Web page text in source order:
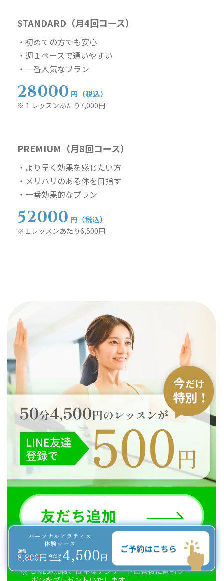
STANDARD（月4回コース）
・初めての方でも安心
・週１ペースで通いやすい
・一番人気なプラン
28000 円（税込）
※１レッスンあたり7,000円
PREMIUM（月8回コース）
・より早く効果を感じたい方
・メリハリのある体を目指す
・一番効果的なプラン
52000 円（税込）
※１レッスンあたり6,500円